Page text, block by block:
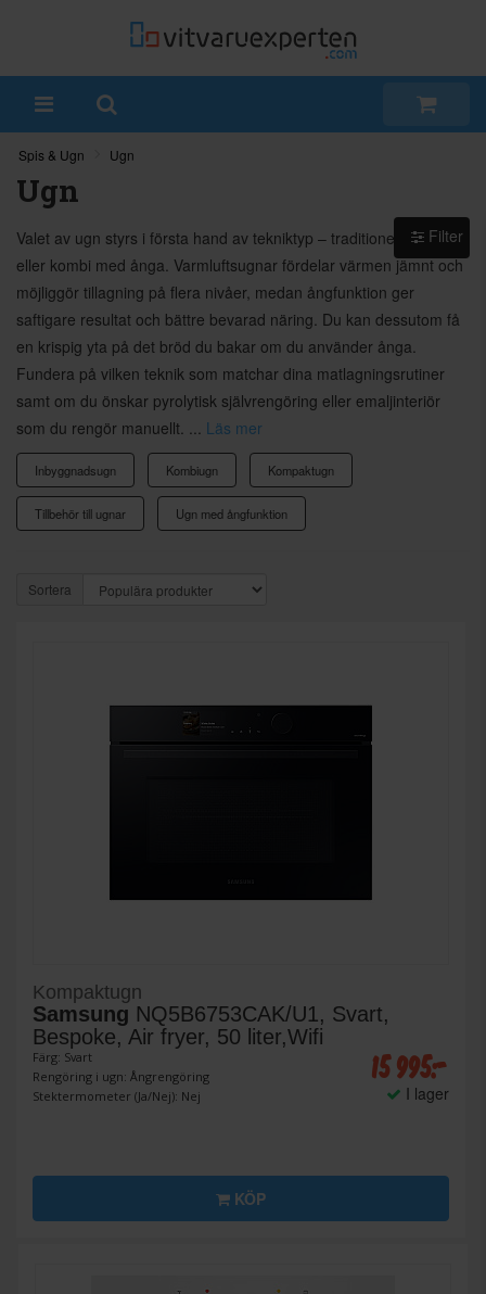
Spis & Ugn Ugn
Ugn
Valet av ugn styrs i första hand av tekniktyp – traditionell, varmluft
eller kombi med ånga. Varmluftsugnar fördelar värmen jämnt och
möjliggör tillagning på flera nivåer, medan ångfunktion ger
saftigare resultat och bättre bevarad näring. Du kan dessutom få
en krispig yta på det bröd du bakar om du använder ånga.
Fundera på vilken teknik som matchar dina matlagningsrutiner
samt om du önskar pyrolytisk självrengöring eller emaljinteriör
som du rengör manuellt. ... Läs mer
Inbyggnadsugn Kombiugn Kompaktugn
Tillbehör till ugnar Ugn med ångfunktion
Sortera
Kompaktugn
Samsung NQ5B6753CAK/U1, Svart,
Bespoke, Air fryer, 50 liter,Wifi
Färg: Svart
Rengöring i ugn: Ångrengöring
Stektermometer (Ja/Nej): Nej
15 995:-
I lager
KÖP
Filter